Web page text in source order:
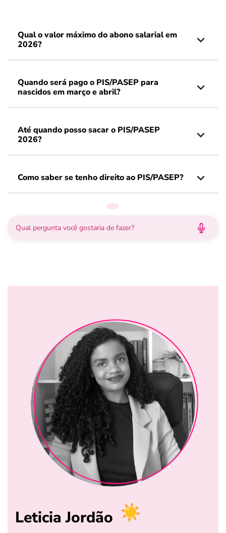
Qual o valor máximo do abono salarial em
2026?
Quando será pago o PIS/PASEP para
nascidos em março e abril?
Até quando posso sacar o PIS/PASEP
2026?
Como saber se tenho direito ao PIS/PASEP?
Leticia Jordão